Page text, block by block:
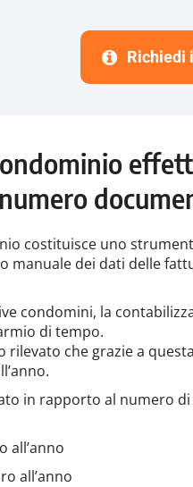
Richiedi
costituisce uno
manuale dei dati delle
condomini, la
di tempo.
rilevato che grazie a
in rapporto al numero
all’anno
all’anno